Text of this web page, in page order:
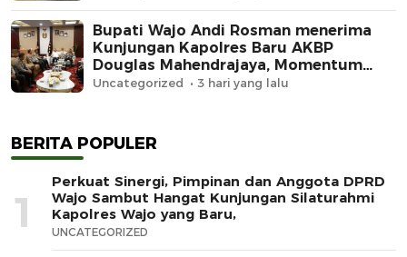
Bupati Wajo Andi Rosman menerima
Kunjungan Kapolres Baru AKBP
Douglas Mahendrajaya, Momentum
Memperkuat Sinergi
Uncategorized 3 hari yang lalu
BERITA POPULER
1
Perkuat Sinergi, Pimpinan dan Anggota DPRD
Wajo Sambut Hangat Kunjungan Silaturahmi
Kapolres Wajo yang Baru,
UNCATEGORIZED